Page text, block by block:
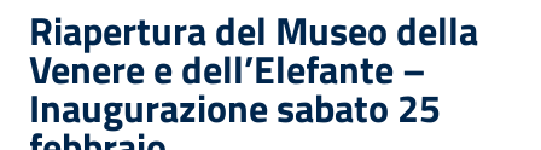
Riapertura del Museo della
Venere e dell’Elefante –
Inaugurazione sabato 25